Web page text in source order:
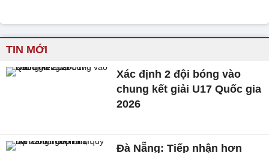
TIN MỚI
Xác định 2 đội bóng vào
chung kết giải U17 Quốc gia
2026
Đà Nẵng: Tiếp nhận hơn